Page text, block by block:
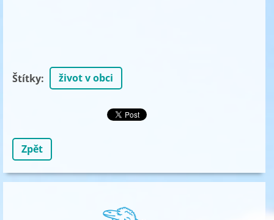
Štítky: život v obci
Zpět